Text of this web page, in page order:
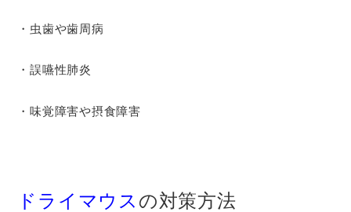
・虫歯や歯周病
・誤嚥性肺炎
・味覚障害や摂食障害
ドライマウス の対策方法